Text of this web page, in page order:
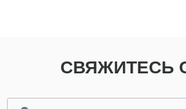
СВЯЖИТЕСЬ